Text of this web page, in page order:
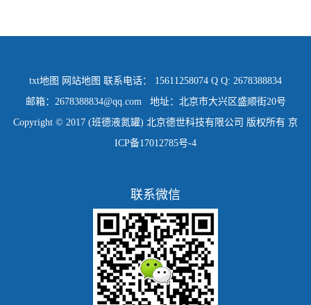
txt地图 网站地图 联系电话： 15611258074 Q Q: 2678388834
邮箱：2678388834@qq.com 地址：北京市大兴区盛顺街20号
Copyright © 2017 (班德液氮罐) 北京德世科技有限公司 版权所有 京
ICP备17012785号-4
联系微信